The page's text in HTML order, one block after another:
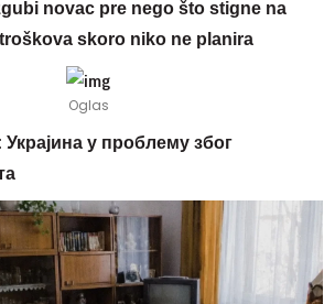
novac pre nego što stigne na
skoro niko ne planira
Украјина у проблему због